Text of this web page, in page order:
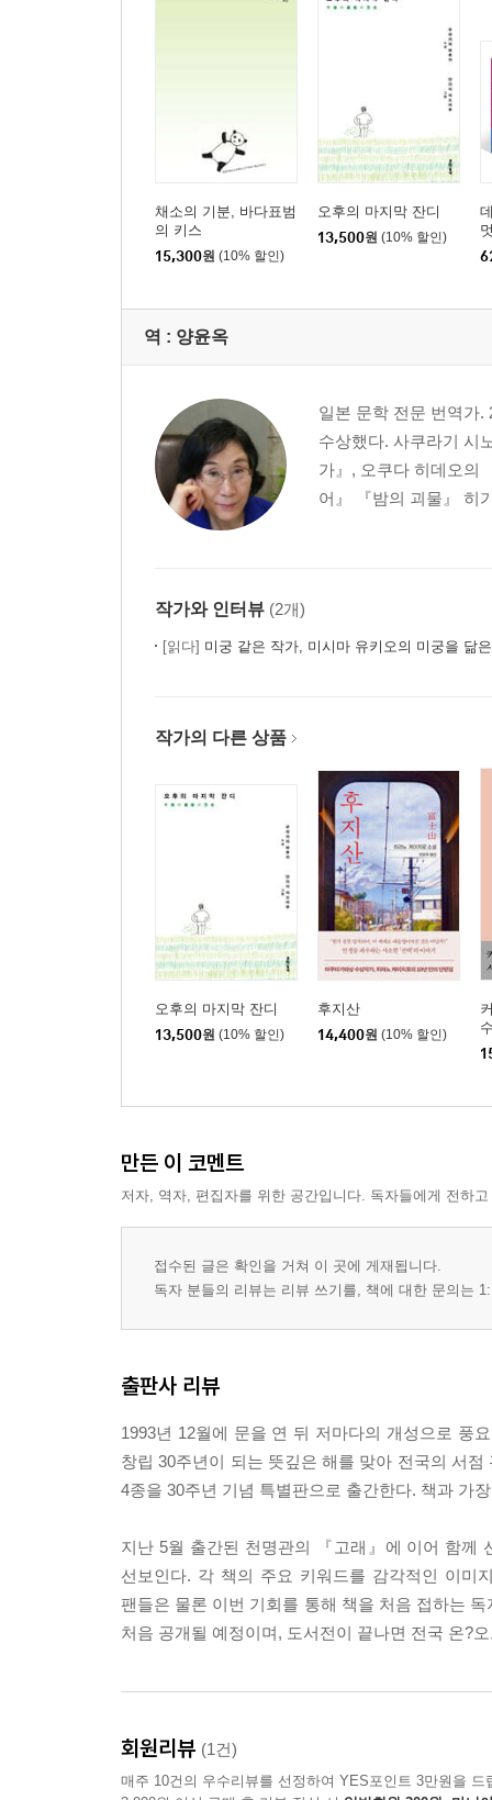
채소의 기분, 바다표범
의 키스
15,300원 (10% 할인)
오후의 마지막 잔디
13,500원 (10% 할인)
역 : 양윤옥
일본 문학 전문 번역가.
수상했다. 사쿠라기 시
가』, 오쿠다 히데오의
어』 『밤의 괴물』 히
작가와 인터뷰 (2개)
[읽다] 미궁 같은 작가, 미시마 유키오의 미궁을 닮
작가의 다른 상품
오후의 마지막 잔디
13,500원 (10% 할인)
후지산
14,400원 (10% 할인)
만든 이 코멘트
저자, 역자, 편집자를 위한 공간입니다. 독자들에게 전하
접수된 글은 확인을 거쳐 이 곳에 게재됩니다.
독자 분들의 리뷰는 리뷰 쓰기를, 책에 대한 문의는
출판사 리뷰
1993년 12월에 문을 연 뒤 저마다의 개성으로 풍
창립 30주년이 되는 뜻깊은 해를 맞아 전국의 서
4종을 30주년 기념 특별판으로 출간한다. 책과 가
지난 5월 출간된 천명관의 『고래』에 이어 함께
선보인다. 각 책의 주요 키워드를 감각적인 이미
팬들은 물론 이번 기회를 통해 책을 처음 접하는
처음 공개될 예정이며, 도서전이 끝나면 전국 온?
회원리뷰 (1건)
매주 10건의 우수리뷰를 선정하여 YES포인트 3만원을 드